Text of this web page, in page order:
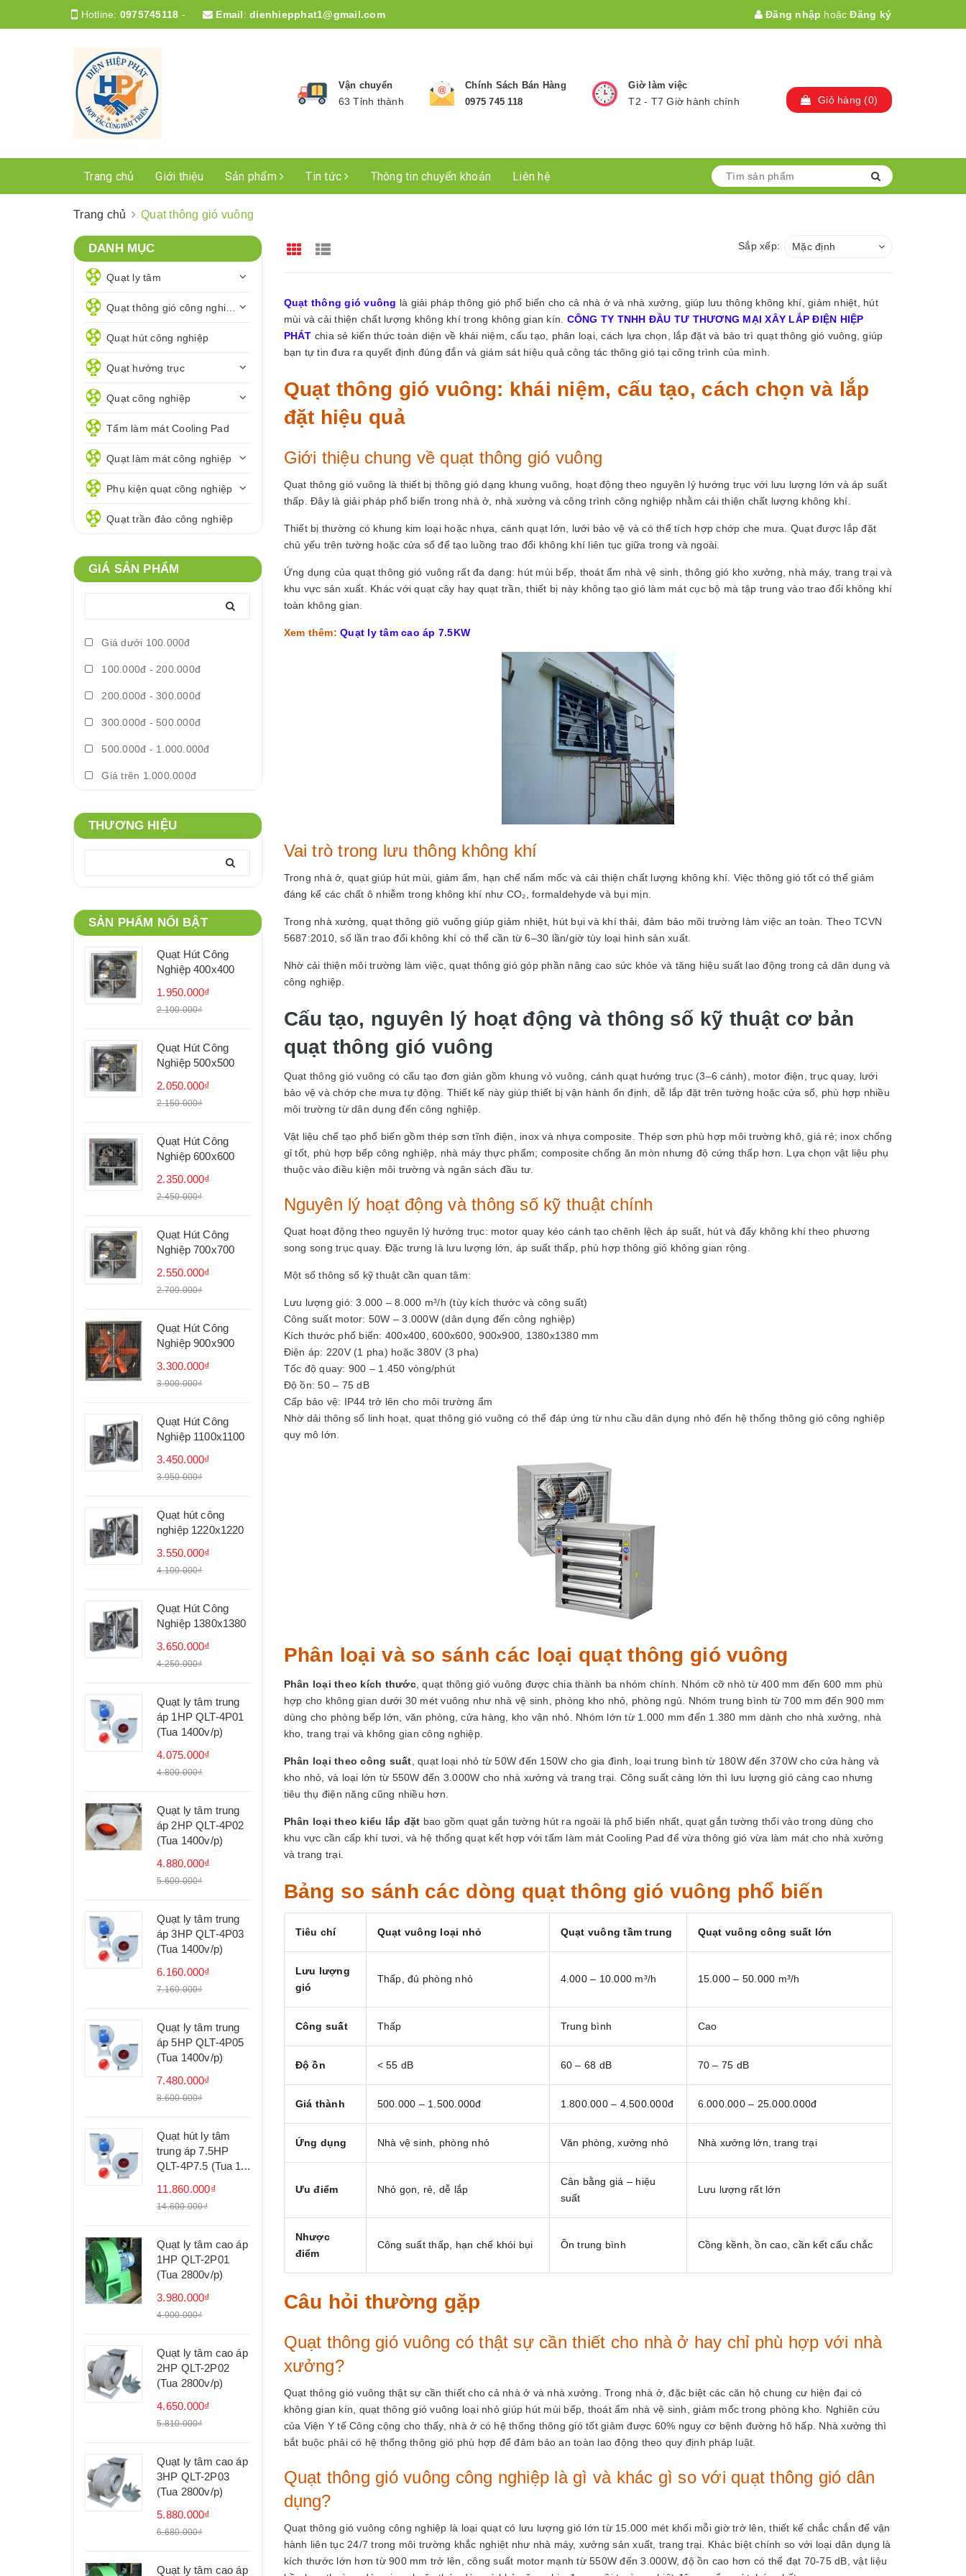
Hotline: 0975745118 - Email: dienhiepphat1@gmail.com Đăng nhập hoặc Đăng ký
Vận chuyển
63 Tỉnh thành
Chính Sách Bán Hàng
0975 745 118
Giờ làm việc
T2 - T7 Giờ hành chính Giỏ hàng (0)
Trang chủ Giới thiệu Sản phẩm Tin tức Thông tin chuyển khoản Liên hệ
Trang chủ Quạt thông gió vuông
Sắp xếp: Mặc định
Quạt thông gió vuông là giải pháp thông gió phổ biến cho cả nhà ở và nhà xưởng, giúp lưu thông không khí, giảm nhiệt, hút
mùi và cải thiện chất lượng không khí trong không gian kín. CÔNG TY TNHH ĐẦU TƯ THƯƠNG MẠI XÂY LẮP ĐIỆN HIỆP
PHÁT chia sẻ kiến thức toàn diện về khái niệm, cấu tạo, phân loại, cách lựa chọn, lắp đặt và bảo trì quạt thông gió vuông, giúp
bạn tự tin đưa ra quyết định đúng đắn và giám sát hiệu quả công tác thông gió tại công trình của mình.
Quạt thông gió vuông: khái niệm, cấu tạo, cách chọn và lắp
đặt hiệu quả
Giới thiệu chung về quạt thông gió vuông
Quạt thông gió vuông là thiết bị thông gió dạng khung vuông, hoạt động theo nguyên lý hướng trục với lưu lượng lớn và áp suất
thấp. Đây là giải pháp phổ biến trong nhà ở, nhà xưởng và công trình công nghiệp nhằm cải thiện chất lượng không khí.
Thiết bị thường có khung kim loại hoặc nhựa, cánh quạt lớn, lưới bảo vệ và có thể tích hợp chớp che mưa. Quạt được lắp đặt
chủ yếu trên tường hoặc cửa sổ để tạo luồng trao đổi không khí liên tục giữa trong và ngoài.
Ứng dụng của quạt thông gió vuông rất đa dạng: hút mùi bếp, thoát ẩm nhà vệ sinh, thông gió kho xưởng, nhà máy, trang trại và
khu vực sản xuất. Khác với quạt cây hay quạt trần, thiết bị này không tạo gió làm mát cục bộ mà tập trung vào trao đổi không khí
toàn không gian.
Xem thêm: Quạt ly tâm cao áp 7.5KW
Vai trò trong lưu thông không khí
Trong nhà ở, quạt giúp hút mùi, giảm ẩm, hạn chế nấm mốc và cải thiện chất lượng không khí. Việc thông gió tốt có thể giảm
đáng kể các chất ô nhiễm trong không khí như CO₂, formaldehyde và bụi mịn.
Trong nhà xưởng, quạt thông gió vuông giúp giảm nhiệt, hút bụi và khí thải, đảm bảo môi trường làm việc an toàn. Theo TCVN
5687:2010, số lần trao đổi không khí có thể cần từ 6–30 lần/giờ tùy loại hình sản xuất.
Nhờ cải thiện môi trường làm việc, quạt thông gió góp phần nâng cao sức khỏe và tăng hiệu suất lao động trong cả dân dụng và
công nghiệp.
Cấu tạo, nguyên lý hoạt động và thông số kỹ thuật cơ bản
quạt thông gió vuông
Quạt thông gió vuông có cấu tạo đơn giản gồm khung vỏ vuông, cánh quạt hướng trục (3–6 cánh), motor điện, trục quay, lưới
bảo vệ và chớp che mưa tự động. Thiết kế này giúp thiết bị vận hành ổn định, dễ lắp đặt trên tường hoặc cửa sổ, phù hợp nhiều
môi trường từ dân dụng đến công nghiệp.
Vật liệu chế tạo phổ biến gồm thép sơn tĩnh điện, inox và nhựa composite. Thép sơn phù hợp môi trường khô, giá rẻ; inox chống
gỉ tốt, phù hợp bếp công nghiệp, nhà máy thực phẩm; composite chống ăn mòn nhưng độ cứng thấp hơn. Lựa chọn vật liệu phụ
thuộc vào điều kiện môi trường và ngân sách đầu tư.
Nguyên lý hoạt động và thông số kỹ thuật chính
Quạt hoạt động theo nguyên lý hướng trục: motor quay kéo cánh tạo chênh lệch áp suất, hút và đẩy không khí theo phương
song song trục quay. Đặc trưng là lưu lượng lớn, áp suất thấp, phù hợp thông gió không gian rộng.
Một số thông số kỹ thuật cần quan tâm:
Lưu lượng gió: 3.000 – 8.000 m³/h (tùy kích thước và công suất)
Công suất motor: 50W – 3.000W (dân dụng đến công nghiệp)
Kích thước phổ biến: 400x400, 600x600, 900x900, 1380x1380 mm
Điện áp: 220V (1 pha) hoặc 380V (3 pha)
Tốc độ quay: 900 – 1.450 vòng/phút
Độ ồn: 50 – 75 dB
Cấp bảo vệ: IP44 trở lên cho môi trường ẩm
Nhờ dải thông số linh hoạt, quạt thông gió vuông có thể đáp ứng từ nhu cầu dân dụng nhỏ đến hệ thống thông gió công nghiệp
quy mô lớn.
Phân loại và so sánh các loại quạt thông gió vuông
Phân loại theo kích thước, quạt thông gió vuông được chia thành ba nhóm chính. Nhóm cỡ nhỏ từ 400 mm đến 600 mm phù
hợp cho không gian dưới 30 mét vuông như nhà vệ sinh, phòng kho nhỏ, phòng ngủ. Nhóm trung bình từ 700 mm đến 900 mm
dùng cho phòng bếp lớn, văn phòng, cửa hàng, kho vận nhỏ. Nhóm lớn từ 1.000 mm đến 1.380 mm dành cho nhà xưởng, nhà
kho, trang trại và không gian công nghiệp.
Phân loại theo công suất , quạt loại nhỏ từ 50W đến 150W cho gia đình, loại trung bình từ 180W đến 370W cho cửa hàng và
kho nhỏ, và loại lớn từ 550W đến 3.000W cho nhà xưởng và trang trại. Công suất càng lớn thì lưu lượng gió càng cao nhưng
tiêu thụ điện năng cũng nhiều hơn.
Phân loại theo kiểu lắp đặt bao gồm quạt gắn tường hút ra ngoài là phổ biến nhất, quạt gắn tường thổi vào trong dùng cho
khu vực cần cấp khí tươi, và hệ thống quạt kết hợp với tấm làm mát Cooling Pad để vừa thông gió vừa làm mát cho nhà xưởng
và trang trại.
Bảng so sánh các dòng quạt thông gió vuông phổ biến
Tiêu chí Quạt vuông loại nhỏ Quạt vuông tầm trung Quạt vuông công suất lớn
Lưu lượng
gió
Thấp, đủ phòng nhỏ 4.000 – 10.000 m³/h 15.000 – 50.000 m³/h
Công suất Thấp Trung bình Cao
Độ ồn < 55 dB 60 – 68 dB 70 – 75 dB
Giá thành 500.000 – 1.500.000đ 1.800.000 – 4.500.000đ 6.000.000 – 25.000.000đ
Ứng dụng Nhà vệ sinh, phòng nhỏ Văn phòng, xưởng nhỏ Nhà xưởng lớn, trang trại
Ưu điểm Nhỏ gọn, rẻ, dễ lắp
Cân bằng giá – hiệu
suất
Lưu lượng rất lớn
Nhược
điểm
Công suất thấp, hạn chế khói bụi Ồn trung bình Cồng kềnh, ồn cao, cần kết cấu chắc
Câu hỏi thường gặp
Quạt thông gió vuông có thật sự cần thiết cho nhà ở hay chỉ phù hợp với nhà
xưởng?
Quạt thông gió vuông thật sự cần thiết cho cả nhà ở và nhà xưởng. Trong nhà ở, đặc biệt các căn hộ chung cư hiện đại có
không gian kín, quạt thông gió vuông loại nhỏ giúp hút mùi bếp, thoát ẩm nhà vệ sinh, giảm mốc trong phòng kho. Nghiên cứu
của Viện Y tế Công cộng cho thấy, nhà ở có hệ thống thông gió tốt giảm được 60% nguy cơ bệnh đường hô hấp. Nhà xưởng thì
bắt buộc phải có hệ thống thông gió phù hợp để đảm bảo an toàn lao động theo quy định pháp luật.
Quạt thông gió vuông công nghiệp là gì và khác gì so với quạt thông gió dân
dụng?
Quạt thông gió vuông công nghiệp là loại quạt có lưu lượng gió lớn từ 15.000 mét khối mỗi giờ trở lên, thiết kế chắc chắn để vận
hành liên tục 24/7 trong môi trường khắc nghiệt như nhà máy, xưởng sản xuất, trang trại. Khác biệt chính so với loại dân dụng là
kích thước lớn hơn từ 900 mm trở lên, công suất motor mạnh từ 550W đến 3.000W, độ ồn cao hơn có thể đạt 70-75 dB, vật liệu
DANH MỤC
Quạt ly tâm
Quạt hút công nghiệp
Quạt hướng trục
Quạt công nghiệp
Tấm làm mát Cooling Pad
Quạt làm mát công nghiệp
Phụ kiện quạt công nghiệp
Quạt trần đảo công nghiệp
GIÁ SẢN PHẨM
Giá dưới 100.000đ
100.000đ - 200.000đ
200.000đ - 300.000đ
300.000đ - 500.000đ
500.000đ - 1.000.000đ
Giá trên 1.000.000đ
THƯƠNG HIỆU
SẢN PHẨM NỔI BẬT
Quạt Hút Công
Nghiệp 400x400
1.950.000₫
2.100.000₫
Quạt Hút Công
Nghiệp 500x500
2.050.000₫
2.150.000₫
Quạt Hút Công
Nghiệp 600x600
2.350.000₫
2.450.000₫
Quạt Hút Công
Nghiệp 700x700
2.550.000₫
2.700.000₫
Quạt Hút Công
Nghiệp 900x900
3.300.000₫
3.900.000₫
Quạt Hút Công
Nghiệp 1100x1100
3.450.000₫
3.950.000₫
Quạt hút công
nghiệp 1220x1220
3.550.000₫
4.100.000₫
Quạt Hút Công
Nghiệp 1380x1380
3.650.000₫
4.250.000₫
Quạt ly tâm trung
áp 1HP QLT-4P01
(Tua 1400v/p)
4.075.000₫
4.800.000₫
Quạt ly tâm trung
áp 2HP QLT-4P02
(Tua 1400v/p)
4.880.000₫
5.600.000₫
Quạt ly tâm trung
áp 3HP QLT-4P03
(Tua 1400v/p)
6.160.000₫
7.160.000₫
Quạt ly tâm trung
áp 5HP QLT-4P05
(Tua 1400v/p)
7.480.000₫
8.600.000₫
Quạt hút ly tâm
trung áp 7.5HP
QLT-4P7.5 (Tua 1...
11.860.000₫
14.600.000₫
Quạt ly tâm cao áp
1HP QLT-2P01
(Tua 2800v/p)
3.980.000₫
4.900.000₫
Quạt ly tâm cao áp
2HP QLT-2P02
(Tua 2800v/p)
4.650.000₫
5.810.000₫
Quạt ly tâm cao áp
3HP QLT-2P03
(Tua 2800v/p)
5.880.000₫
6.680.000₫
Quạt ly tâm cao áp